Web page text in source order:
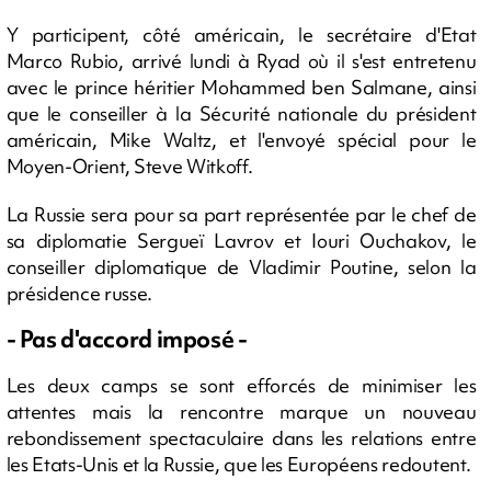
Y participent, côté américain, le secrétaire d'Etat
Marco Rubio, arrivé lundi à Ryad où il s'est entretenu
avec le prince héritier Mohammed ben Salmane, ainsi
que le conseiller à la Sécurité nationale du président
américain, Mike Waltz, et l'envoyé spécial pour le
Moyen-Orient, Steve Witkoff.
La Russie sera pour sa part représentée par le chef de
sa diplomatie Sergueï Lavrov et Iouri Ouchakov, le
conseiller diplomatique de Vladimir Poutine, selon la
présidence russe.
- Pas d'accord imposé -
Les deux camps se sont efforcés de minimiser les
attentes mais la rencontre marque un nouveau
rebondissement spectaculaire dans les relations entre
les Etats-Unis et la Russie, que les Européens redoutent.